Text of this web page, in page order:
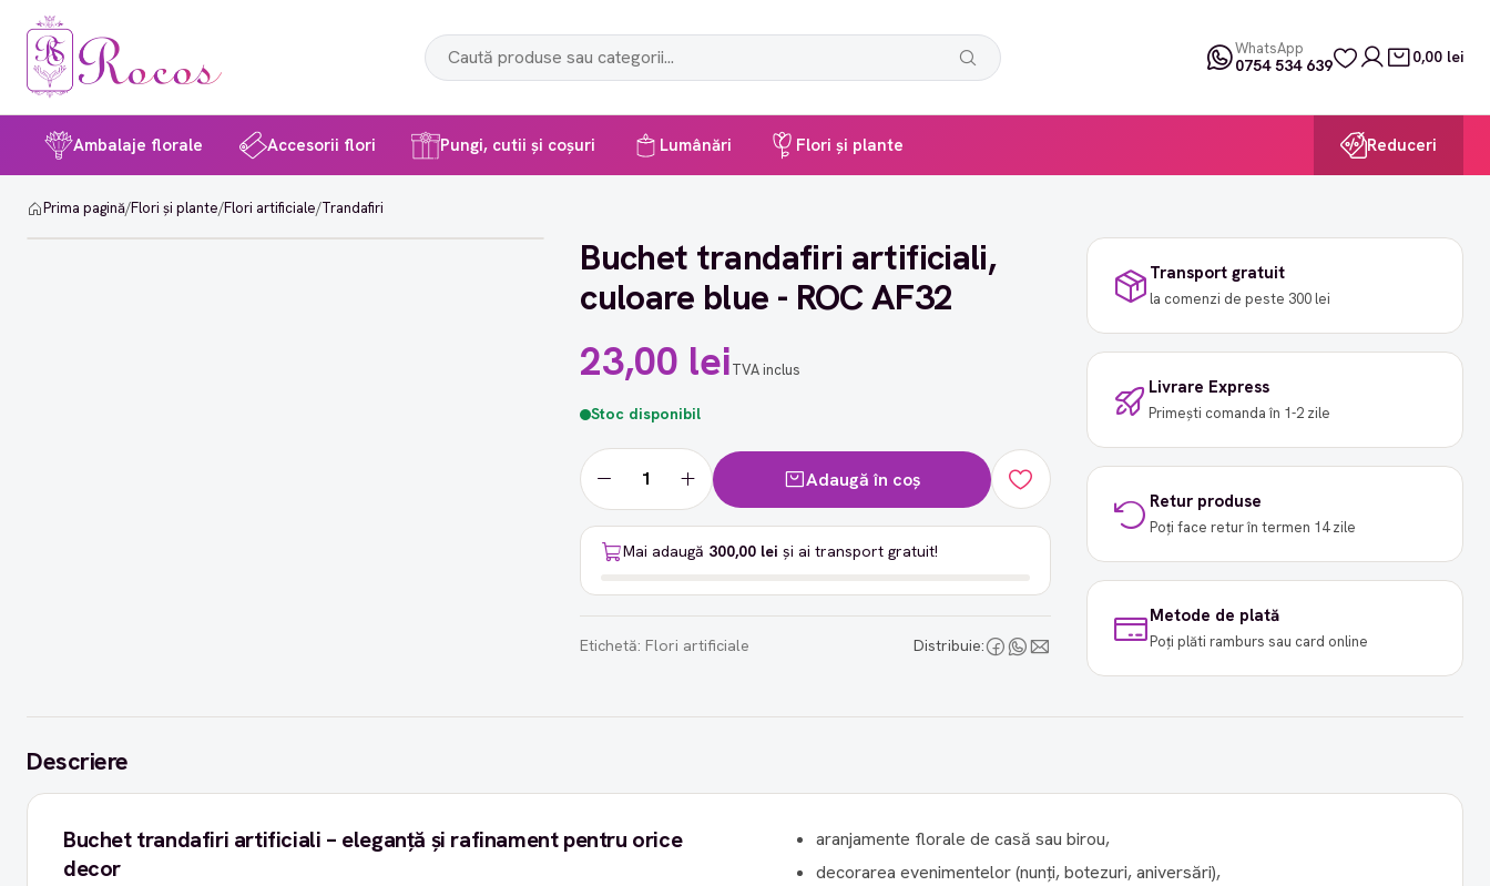
WhatsApp
0754 534 639 0,00 lei
Ambalaje florale Accesorii flori Pungi, cutii și coșuri Lumânări Flori și plante Reduceri
Prima pagină/Flori și plante/Flori artificiale/Trandafiri
Buchet trandafiri artificiali,
culoare blue - ROC AF32
23,00 leiTVA inclus
Stoc disponibil
Adaugă în coș
Mai adaugă 300,00 lei și ai transport gratuit!
Etichetă: Flori artificiale Distribuie:
Transport gratuit
la comenzi de peste 300 lei
Livrare Express
Primești comanda în 1-2 zile
Retur produse
Poți face retur în termen 14 zile
Metode de plată
Poți plăti ramburs sau card online
Descriere
Buchet trandafiri artificiali – eleganță și rafinament pentru orice
decor
aranjamente florale de casă sau birou,
decorarea evenimentelor (nunți, botezuri, aniversări),